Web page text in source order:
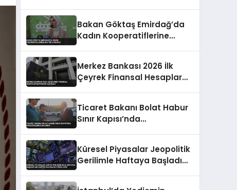
Bakan Göktaş Emirdağ’da
Kadın Kooperatiflerine
Merkez Bankası 2026 İlk
Çeyrek Finansal Hesaplar
Ticaret Bakanı Bolat Habur
Sınır Kapısı’nda
Küresel Piyasalar Jeopolitik
Gerilimle Haftaya Başladı